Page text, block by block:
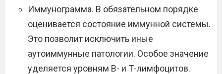
Иммунограмма. В обязательном порядке
оценивается состояние иммунной системы.
Это позволит исключить иные
аутоиммунные патологии. Особое значение
уделяется уровням В- и Т-лимфоцитов.